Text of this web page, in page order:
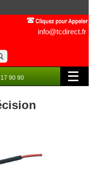
info@tcdirect.fr
90 90